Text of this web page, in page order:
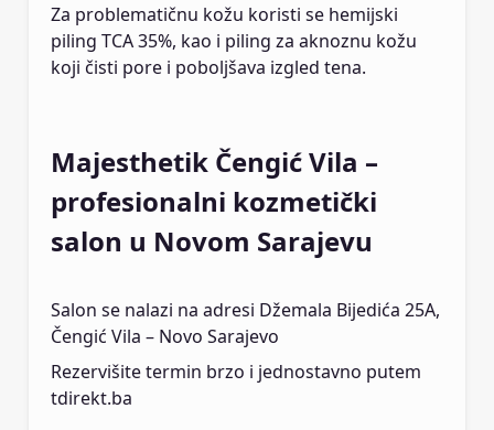
Za problematičnu kožu koristi se hemijski
piling TCA 35%, kao i piling za aknoznu kožu
koji čisti pore i poboljšava izgled tena.
Majesthetik Čengić Vila –
profesionalni kozmetički
salon u Novom Sarajevu
Salon se nalazi na adresi Džemala Bijedića 25A,
Čengić Vila – Novo Sarajevo
Rezervišite termin brzo i jednostavno putem
tdirekt.ba